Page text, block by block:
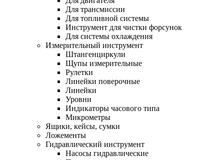
Для трансмиссии
Для топливной системы
Инструмент для чистки форсунок
Для системы охлаждения
Измерительный инструмент
Штангенциркули
Щупы измерительные
Рулетки
Линейки поверочные
Линейки
Уровни
Индикаторы часового типа
Микрометры
Ящики, кейсы, сумки
Ложементы
Гидравлический инструмент
Насосы гидравлические